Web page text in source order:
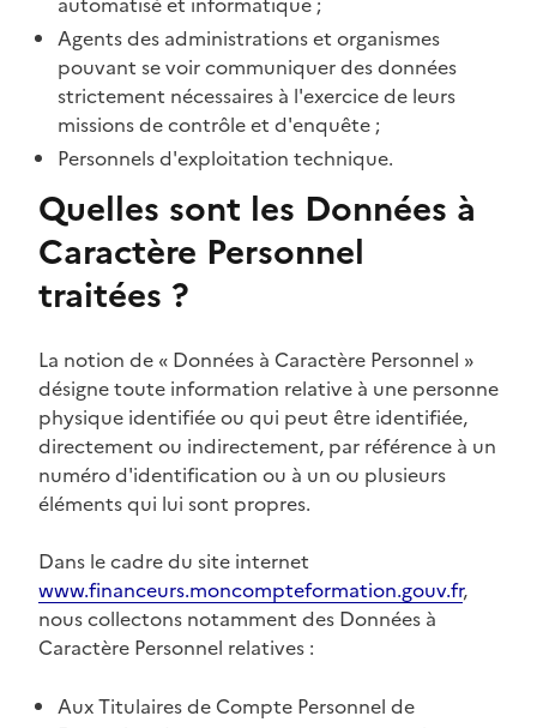
Agents des administrations et organismes
pouvant se voir communiquer des données
strictement nécessaires à l'exercice de leurs
missions de contrôle et d'enquête ;
Personnels d'exploitation technique.
Quelles sont les Données à
Caractère Personnel
traitées ?
La notion de « Données à Caractère Personnel »
désigne toute information relative à une personne
physique identifiée ou qui peut être identifiée,
directement ou indirectement, par référence à un
numéro d'identification ou à un ou plusieurs
éléments qui lui sont propres.
Dans le cadre du site internet
www.financeurs.moncompteformation.gouv.fr,
nous collectons notamment des Données à
Caractère Personnel relatives :
Aux Titulaires de Compte Personnel de